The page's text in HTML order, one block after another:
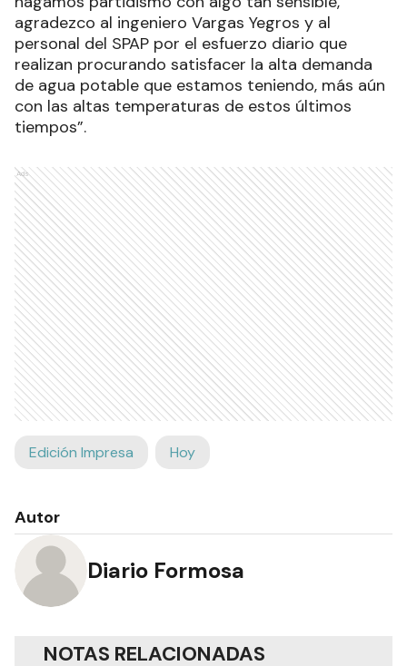
agradezco al ingeniero Vargas Yegros y al
personal del SPAP por el esfuerzo diario que
realizan procurando satisfacer la alta demanda
de agua potable que estamos teniendo, más aún
con las altas temperaturas de estos últimos
tiempos”.
Ads
Edición Impresa Hoy
Autor
Diario Formosa
NOTAS RELACIONADAS